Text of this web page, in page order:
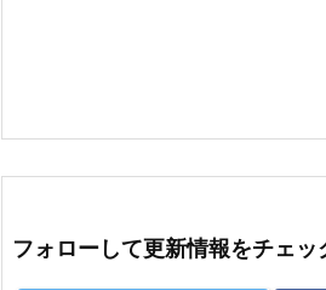
フォローして更新情報をチェッ